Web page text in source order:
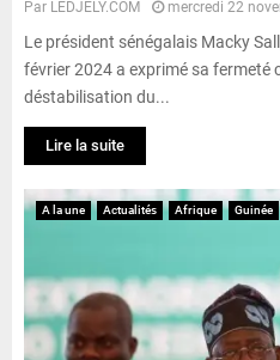
Par LEDJELY.COM mercredi 22
Le président sénégalais Macky
février 2024 a exprimé sa fermeté
déstabilisation du...
Lire la suite
A la une Actualités Afrique Guinée